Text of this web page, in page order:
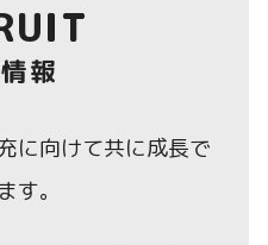
報
に向けて共に成長で
す。